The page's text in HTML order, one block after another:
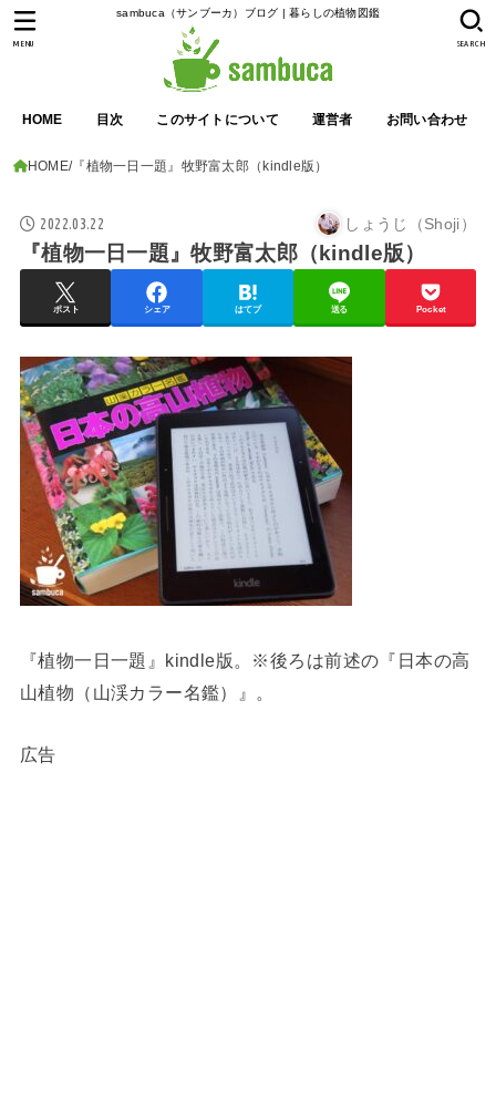
sambuca（サンブーカ）ブログ | 暮らしの植物図鑑
HOME 目次 このサイトについて 運営者 お問い合わせ
SEARCH
MENU
HOME 『植物一日一題』牧野富太郎（kindle版）
2022.03.22 しょうじ（Shoji）
『植物一日一題』牧野富太郎（kindle版）
ポスト シェア はてブ 送る Pocket
『植物一日一題』kindle版。※後ろは前述の『日本の高
山植物（山渓カラー名鑑）』。
広告